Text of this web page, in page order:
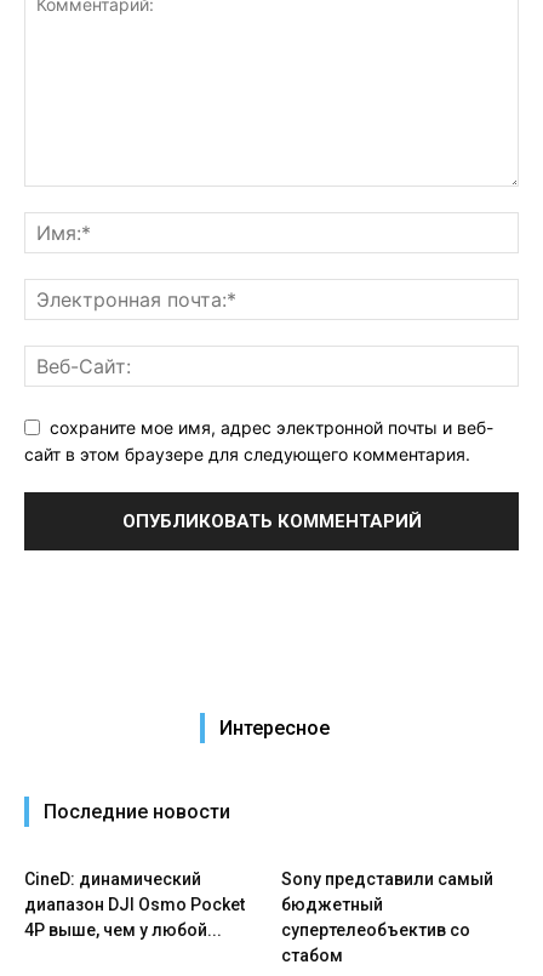
сохраните мое имя, адрес электронной почты и веб-
сайт в этом браузере для следующего комментария.
Интересное
Последние новости
CineD: динамический
диапазон DJI Osmo Pocket
4P выше, чем у любой...
Sony представили самый
бюджетный
супертелеобъектив со
стабом